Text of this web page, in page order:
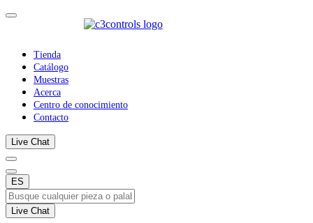
Tienda
Catálogo
Muestras
Acerca
Centro de conocimiento
Contacto
Live Chat
ES
Live Chat